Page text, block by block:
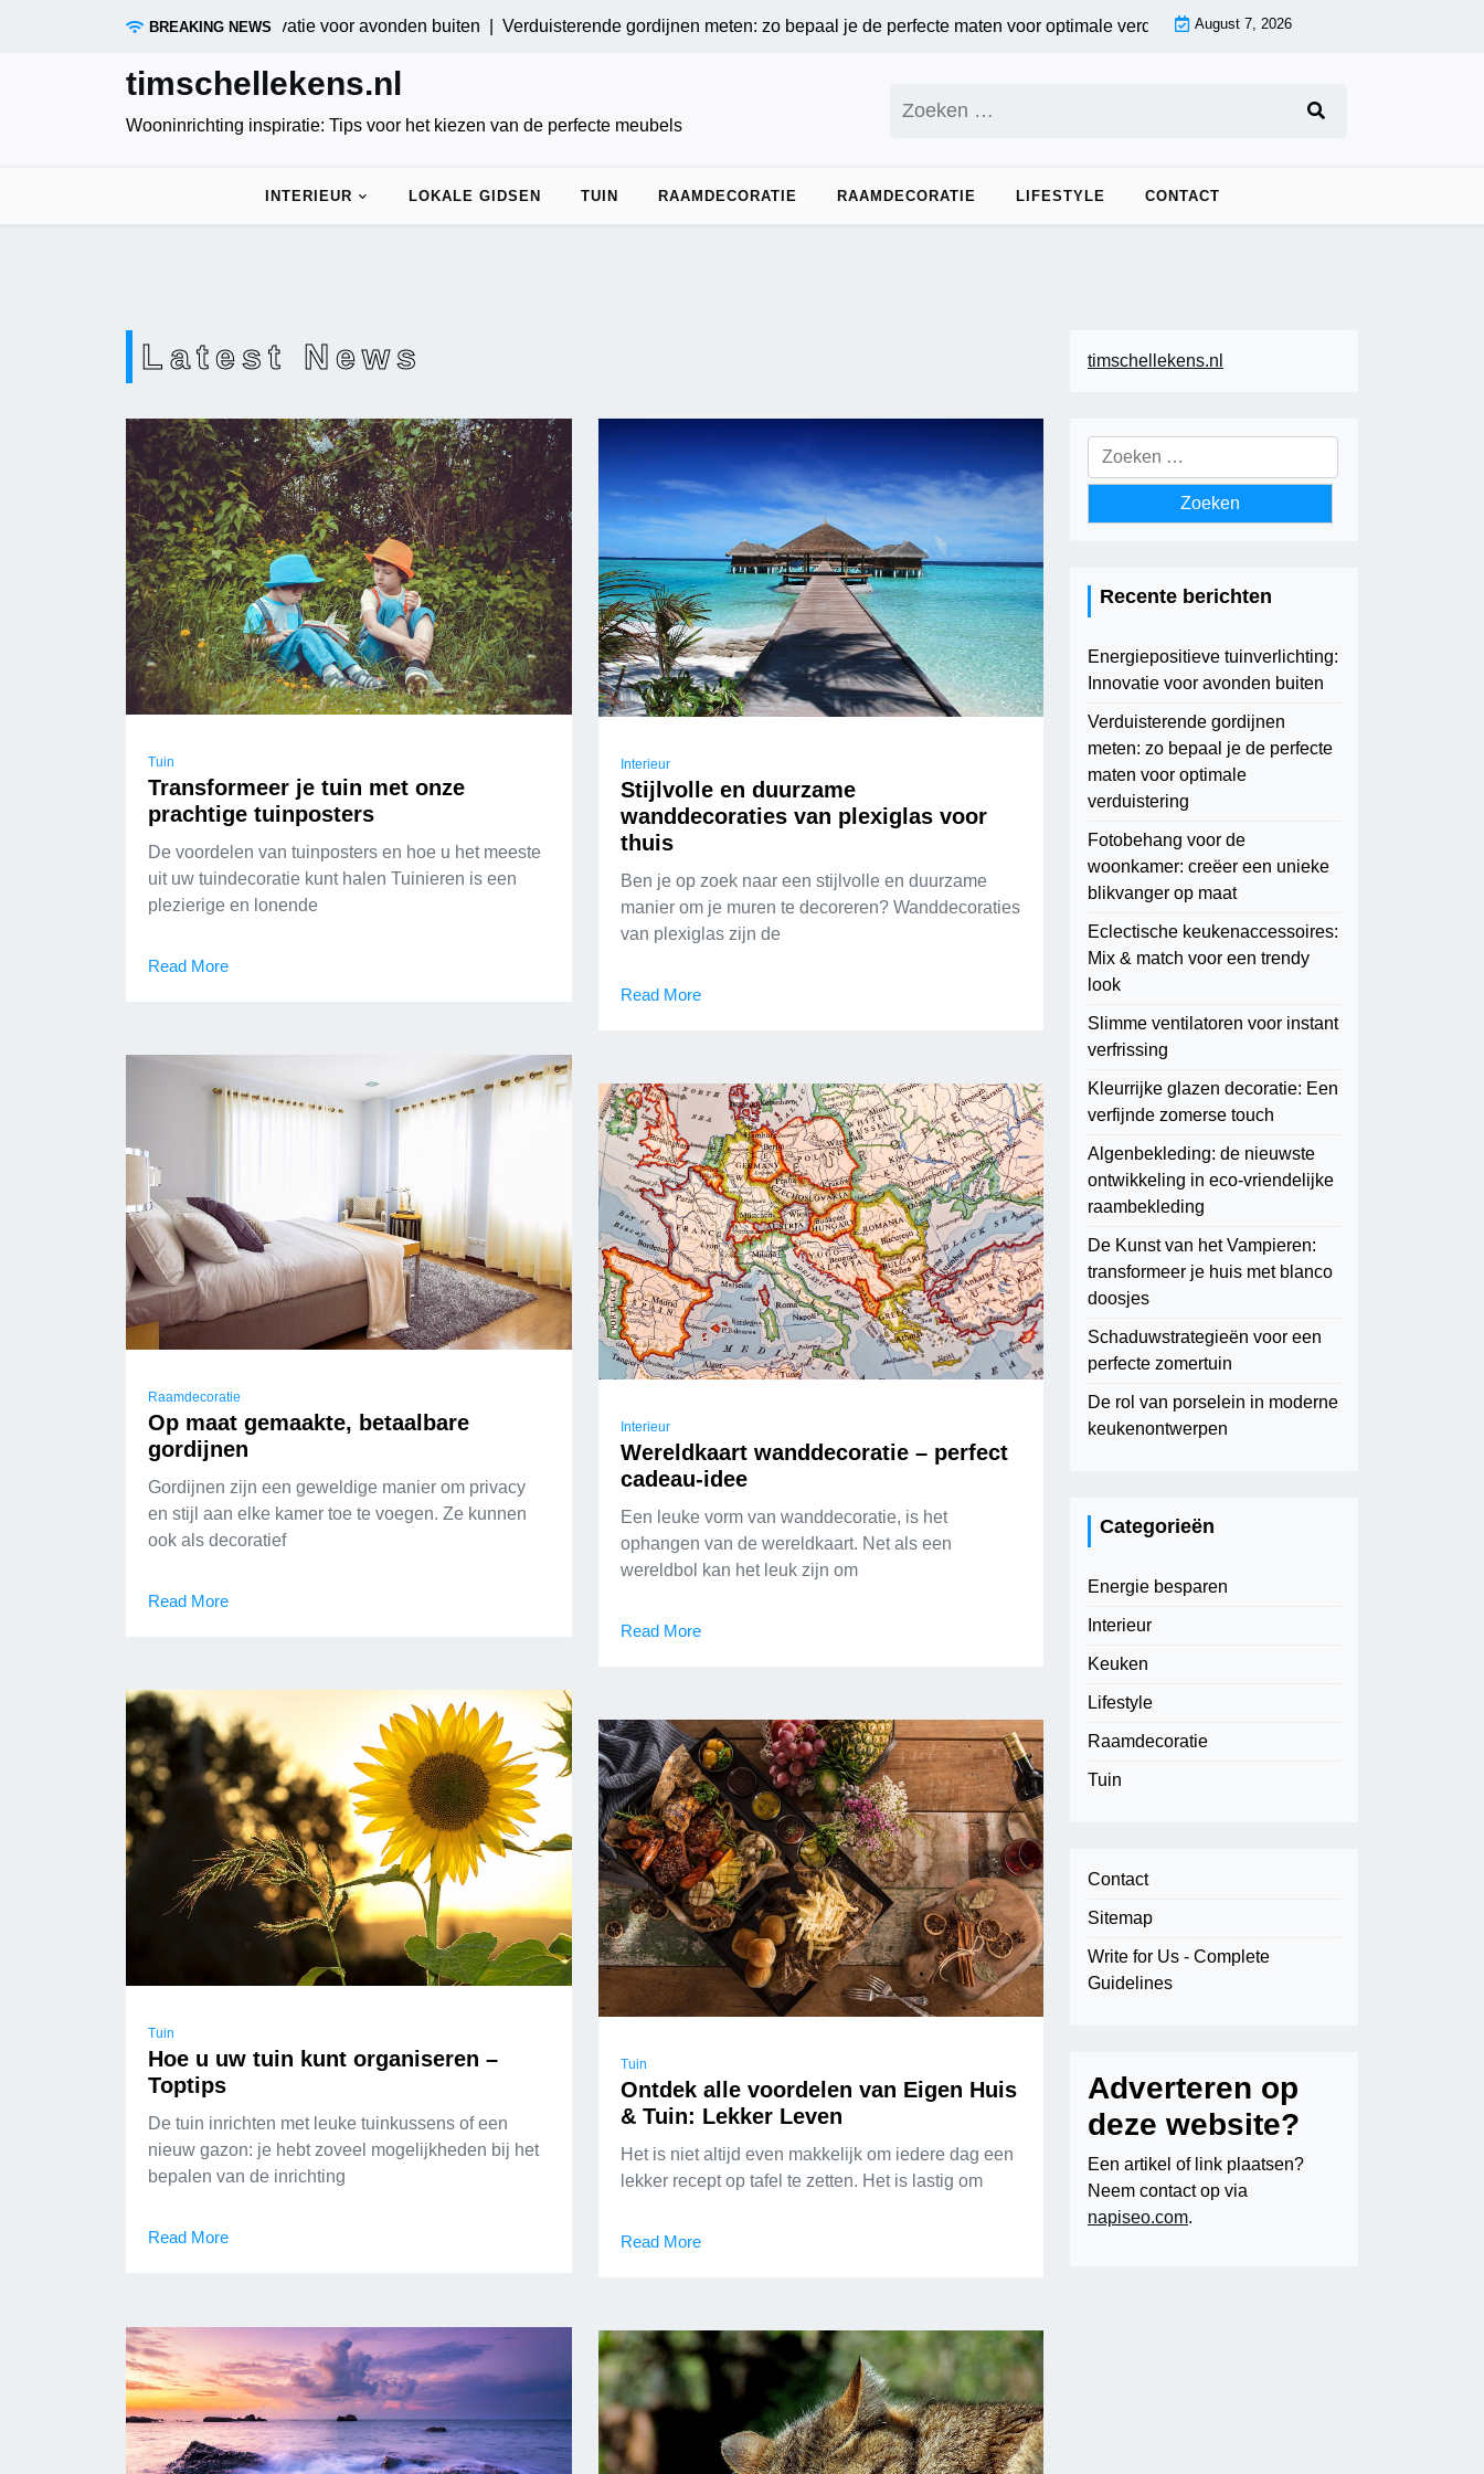
BREAKING NEWS
tuinverlichting: Innovatie voor avonden buiten | Verduisterende gordijnen meten: zo bepaal je de perfecte maten voor optimale verduistering | Fotobehang voor de woonkamer:
August 7, 2026
timschellekens.nl
Wooninrichting inspiratie: Tips voor het kiezen van de perfecte meubels
naar:
INTERIEUR LOKALE GIDSEN TUIN RAAMDECORATIE RAAMDECORATIE LIFESTYLE CONTACT
Latest News
Tuin
Transformeer je tuin met onze
prachtige tuinposters
De voordelen van tuinposters en hoe u het meeste
uit uw tuindecoratie kunt halen Tuinieren is een
plezierige en lonende
Read More
Interieur
Stijlvolle en duurzame
wanddecoraties van plexiglas voor
thuis
Ben je op zoek naar een stijlvolle en duurzame
manier om je muren te decoreren? Wanddecoraties
van plexiglas zijn de
Read More
Raamdecoratie
Op maat gemaakte, betaalbare
gordijnen
Gordijnen zijn een geweldige manier om privacy
en stijl aan elke kamer toe te voegen. Ze kunnen
ook als decoratief
Read More
Interieur
Wereldkaart wanddecoratie – perfect
cadeau-idee
Een leuke vorm van wanddecoratie, is het
ophangen van de wereldkaart. Net als een
wereldbol kan het leuk zijn om
Read More
Tuin
Hoe u uw tuin kunt organiseren –
Toptips
De tuin inrichten met leuke tuinkussens of een
nieuw gazon: je hebt zoveel mogelijkheden bij het
bepalen van de inrichting
Read More
Tuin
Ontdek alle voordelen van Eigen Huis
& Tuin: Lekker Leven
Het is niet altijd even makkelijk om iedere dag een
lekker recept op tafel te zetten. Het is lastig om
Read More
timschellekens.nl
Zoeken
naar:
Recente berichten
Energiepositieve tuinverlichting:
Innovatie voor avonden buiten
Verduisterende gordijnen
meten: zo bepaal je de perfecte
maten voor optimale
verduistering
Fotobehang voor de
woonkamer: creëer een unieke
blikvanger op maat
Eclectische keukenaccessoires:
Mix & match voor een trendy
look
Slimme ventilatoren voor instant
verfrissing
Kleurrijke glazen decoratie: Een
verfijnde zomerse touch
Algenbekleding: de nieuwste
ontwikkeling in eco-vriendelijke
raambekleding
De Kunst van het Vampieren:
transformeer je huis met blanco
doosjes
Schaduwstrategieën voor een
perfecte zomertuin
De rol van porselein in moderne
keukenontwerpen
Categorieën
Energie besparen
Interieur
Keuken
Lifestyle
Raamdecoratie
Tuin
Contact
Sitemap
Write for Us - Complete
Guidelines
Adverteren op
deze website?
Een artikel of link plaatsen?
Neem contact op via
napiseo.com.